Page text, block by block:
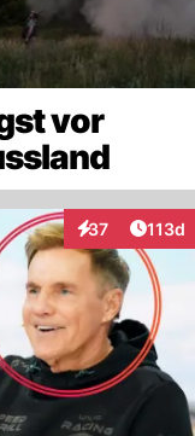
vor
37
Interaktionen
113d